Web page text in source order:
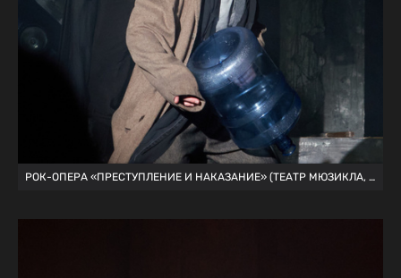
РОК-ОПЕРА «ПРЕСТУПЛЕНИЕ И НАКАЗАНИЕ» (ТЕАТР МЮЗИКЛА, 24.10.2020)